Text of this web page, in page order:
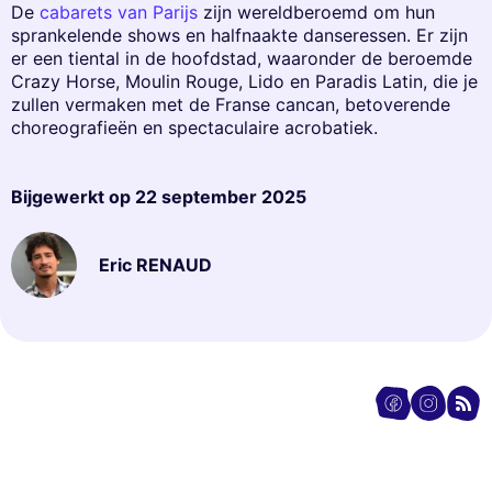
De cabarets van Parijs zijn wereldberoemd om hun
sprankelende shows en halfnaakte danseressen. Er zijn
er een tiental in de hoofdstad, waaronder de beroemde
Crazy Horse, Moulin Rouge, Lido en Paradis Latin, die je
zullen vermaken met de Franse cancan, betoverende
choreografieën en spectaculaire acrobatiek.
Bijgewerkt op 22 september 2025
Eric RENAUD